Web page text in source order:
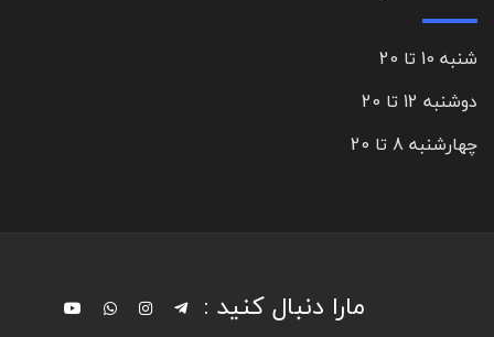
شنبه 10 تا 20
دوشنبه 12 تا 20
چهارشنبه 8 تا 20
مارا دنبال کنید :